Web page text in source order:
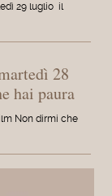
29 luglio il
28
hai paura
Non dirmi che